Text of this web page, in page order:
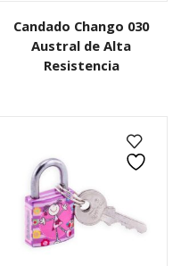
Candado Chango 030
Austral de Alta
Resistencia